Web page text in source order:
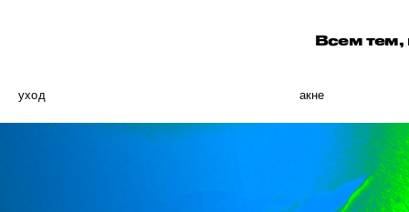
Всем тем,
уход акне